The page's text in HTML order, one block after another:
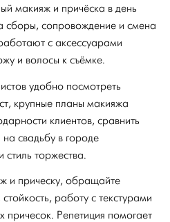
макияж и причёска в день
сборы, сопровождение и смена
с аксессуарами
и волосы к съёмке.
удобно посмотреть
крупные планы макияжа
клиентов, сравнить
на свадьбу в городе
торжества.
и прическу, обращайте
работу с текстурами
причесок. Репетиция помогает